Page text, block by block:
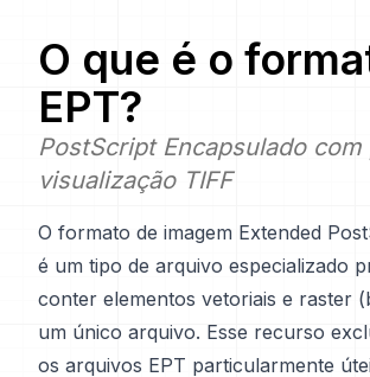
O que é o
EPT?
PostScript Encapsulado
visualização TIFF
O formato de imagem Extended
é um tipo de arquivo especializado
conter elementos vetoriais e raster
um único arquivo. Esse recurso
os arquivos EPT particularmente